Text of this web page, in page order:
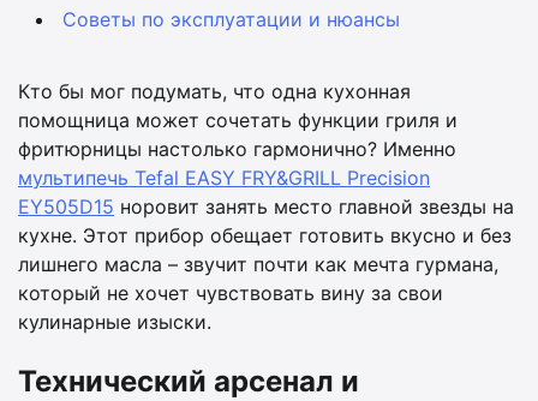
Советы по эксплуатации и нюансы
Кто бы мог подумать, что одна кухонная
помощница может сочетать функции гриля и
фритюрницы настолько гармонично? Именно
мультипечь Tefal EASY FRY&GRILL Precision
EY505D15 норовит занять место главной звезды на
кухне. Этот прибор обещает готовить вкусно и без
лишнего масла – звучит почти как мечта гурмана,
который не хочет чувствовать вину за свои
кулинарные изыски.
Технический арсенал и